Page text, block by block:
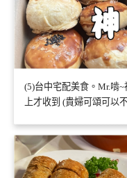
(5)台中宅配美食。Mr.啃
上才收到 (貴婦可頌可以